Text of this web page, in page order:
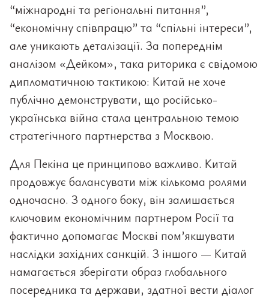
“міжнародні та регіональні питання”,
“економічну співпрацю” та “спільні інтереси”,
але уникають деталізації. За попереднім
аналізом «Дейком», така риторика є свідомою
дипломатичною тактикою: Китай не хоче
публічно демонструвати, що російсько-
українська війна стала центральною темою
стратегічного партнерства з Москвою.
Для Пекіна це принципово важливо. Китай
продовжує балансувати між кількома ролями
одночасно. З одного боку, він залишається
ключовим економічним партнером Росії та
фактично допомагає Москві пом’якшувати
наслідки західних санкцій. З іншого — Китай
намагається зберігати образ глобального
посередника та держави, здатної вести діалог